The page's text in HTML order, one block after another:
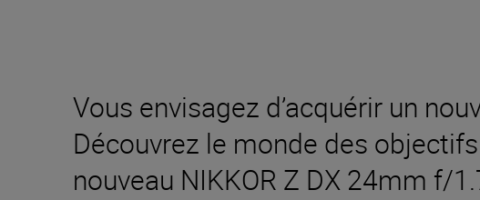
Vous envisagez d’acquérir un
Découvrez le monde des
nouveau NIKKOR Z DX 24mm f/